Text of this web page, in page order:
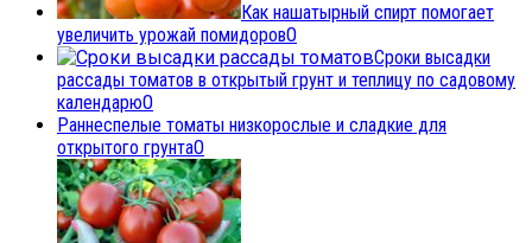
Как нашатырный спирт помогает
увеличить урожай помидоров0
Сроки высадки
рассады томатов в открытый грунт и теплицу по садовому
календарю0
Раннеспелые томаты низкорослые и сладкие для
открытого грунта0